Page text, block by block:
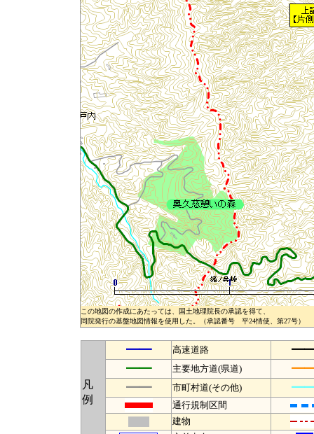
この地図の作成にあたっては、国土地理院長の承認を得て、
同院発行の基盤地図情報を使用した。（承認番号 平24情使、第27号）
凡
例
━━ 高速道路
━━
主要地方道(県道)
━━
市町村道(その他)
通行規制区間
建物